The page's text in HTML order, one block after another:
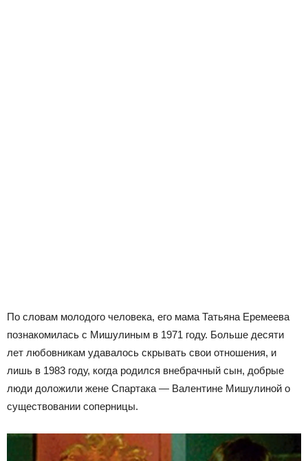
По словам молодого человека, его мама Татьяна Еремеева
познакомилась с Мишулиным в 1971 году. Больше десяти
лет любовникам удавалось скрывать свои отношения, и
лишь в 1983 году, когда родился внебрачный сын, добрые
люди доложили жене Спартака — Валентине Мишулиной о
существовании соперницы.